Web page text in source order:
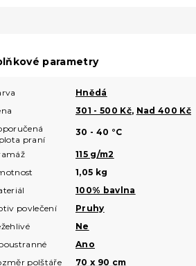
parametry
Hnědá
301 - 500 Kč, Nad 400 Kč
praní
30 - 40 °C
115 g/m2
1,05 kg
100% bavlna
povlečení
Pruhy
Ne
Ano
polštáře
70 x 90 cm